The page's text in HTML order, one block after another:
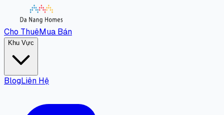
Cho ThuêMua Bán
Khu Vực
BlogLiên Hệ